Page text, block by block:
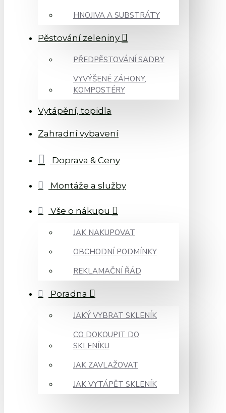
HNOJIVA A SUBSTRÁTY
Pěstování zeleniny
PŘEDPĚSTOVÁNÍ SADBY
VYVÝŠENÉ ZÁHONY,
KOMPOSTÉRY
Vytápění, topidla
Zahradní vybavení
Doprava & Ceny
Montáže a služby
Vše o nákupu
JAK NAKUPOVAT
OBCHODNÍ PODMÍNKY
REKLAMAČNÍ ŘÁD
Poradna
JAKÝ VYBRAT SKLENÍK
CO DOKOUPIT DO
SKLENÍKU
JAK ZAVLAŽOVAT
JAK VYTÁPĚT SKLENÍK